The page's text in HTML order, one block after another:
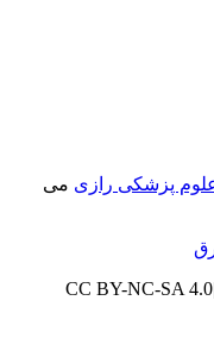
پزشکی رازی می